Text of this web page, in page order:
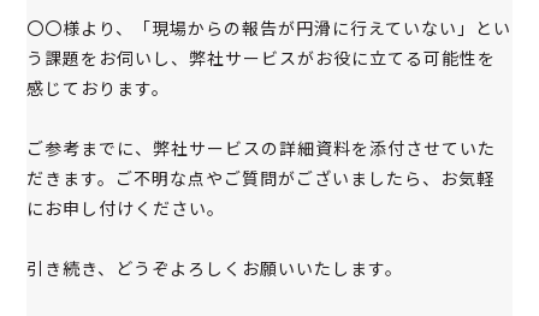
〇〇様より、「現場からの報告が円滑に行えていない」とい
う課題をお伺いし、弊社サービスがお役に立てる可能性を
感じております。
ご参考までに、弊社サービスの詳細資料を添付させていた
だきます。ご不明な点やご質問がございましたら、お気軽
にお申し付けください。
引き続き、どうぞよろしくお願いいたします。